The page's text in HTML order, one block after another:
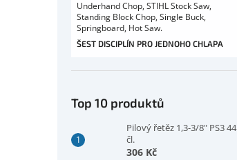
Underhand Chop, STIHL Stock Saw,
Standing Block Chop, Single Buck,
Springboard, Hot Saw.
ŠEST DISCIPLÍN PRO JEDNOHO CHLAPA
Top 10 produktů
Pilový řetěz 1,3-3/8" PS3 44
čl.
306 Kč